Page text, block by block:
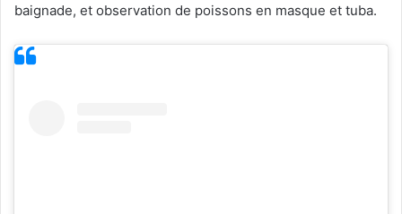
baignade, et observation de poissons en masque et tuba.